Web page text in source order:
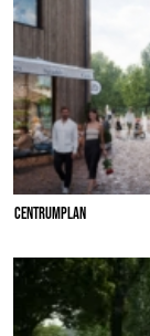
CENTRUMPLAN